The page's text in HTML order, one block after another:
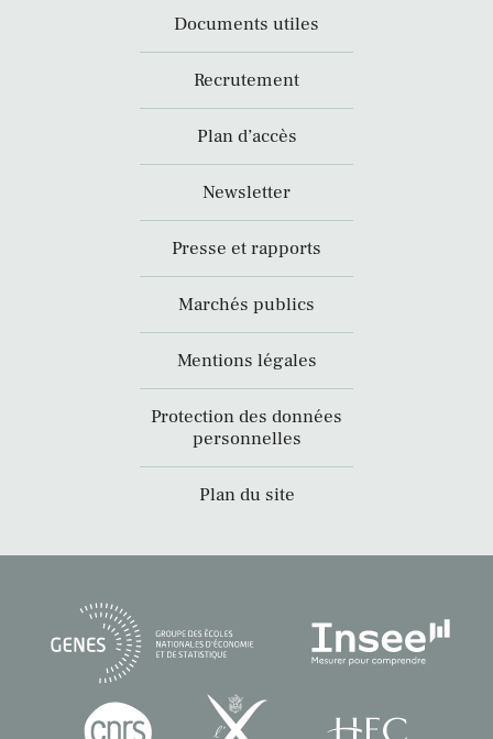
Documents utiles
Recrutement
Plan d’accès
Newsletter
Presse et rapports
Marchés publics
Mentions légales
Protection des données
personnelles
Plan du site